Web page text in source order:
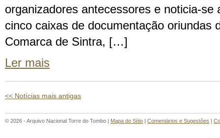
organizadores antecessores e noticia-se
cinco caixas de documentação oriundas
Comarca de Sintra, […]
Ler mais
<< Notícias mais antigas
© 2026 - Arquivo Nacional Torre do Tombo | Mapa do Sítio | Comentários e Sugestões |